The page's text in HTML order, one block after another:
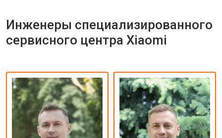
Инженеры специализированного
сервисного центра Xiaomi